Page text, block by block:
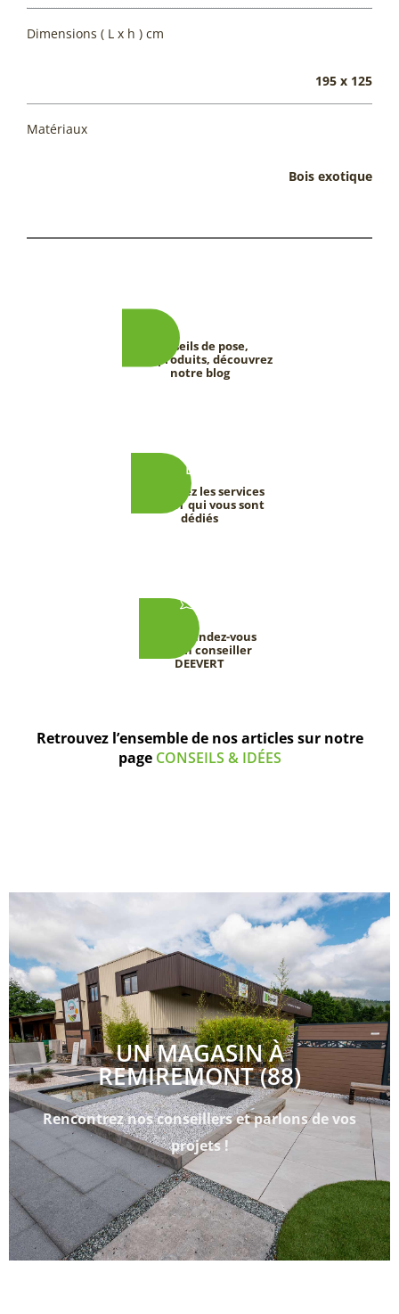
Dimensions ( L x h ) cm
195 x 125
Matériaux
Bois exotique
Conseils de pose,
tests produits, découvrez
notre blog
Découvrez les services
DEEVERT qui vous sont
dédiés
Prenez rendez-vous
avec un conseiller
DEEVERT
Retrouvez l’ensemble de nos articles sur notre
page CONSEILS & IDÉES
UN MAGASIN À
REMIREMONT (88)
Rencontrez nos conseillers et parlons de vos
projets !